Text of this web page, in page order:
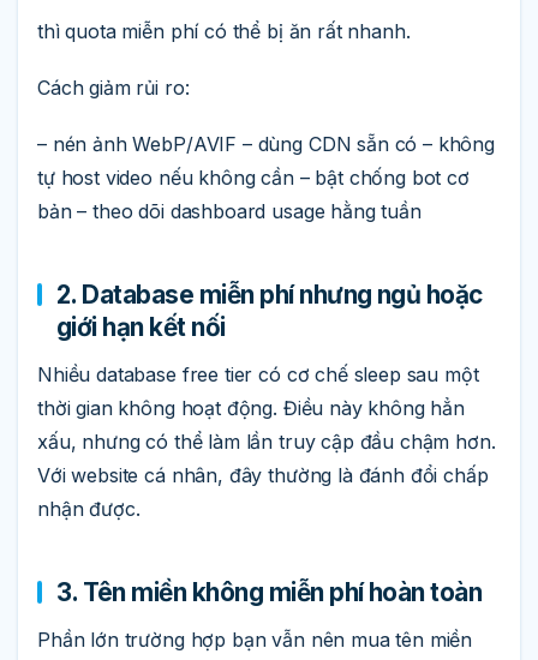
thì quota miễn phí có thể bị ăn rất nhanh.
Cách giảm rủi ro:
– nén ảnh WebP/AVIF – dùng CDN sẵn có – không
tự host video nếu không cần – bật chống bot cơ
bản – theo dõi dashboard usage hằng tuần
2. Database miễn phí nhưng ngủ hoặc
giới hạn kết nối
Nhiều database free tier có cơ chế sleep sau một
thời gian không hoạt động. Điều này không hẳn
xấu, nhưng có thể làm lần truy cập đầu chậm hơn.
Với website cá nhân, đây thường là đánh đổi chấp
nhận được.
3. Tên miền không miễn phí hoàn toàn
Phần lớn trường hợp bạn vẫn nên mua tên miền